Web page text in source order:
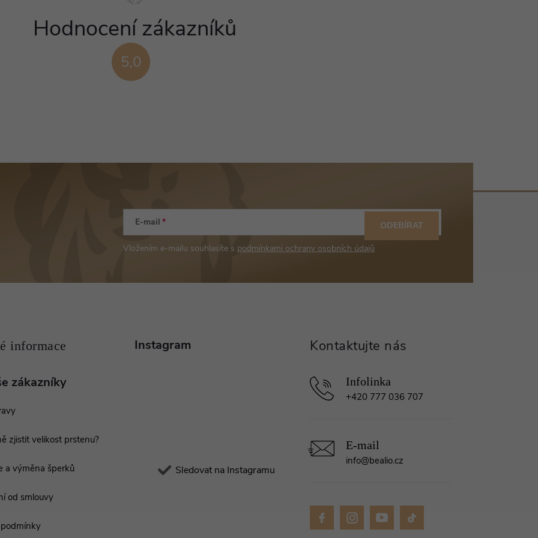
5,0
Hodnocení zákazníků
E-mail
Vložením e-mailu souhlasíte s podmínkami ochrany osobních údajů
ODEBÍRAT
zákazníky
zjistit velikost prstenu?
a výměna šperků
od smlouvy
Instagram
Sledovat na Instagramu
info@bealio.cz
+420 777 036 707